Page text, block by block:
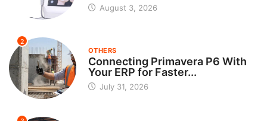
August 3, 2026
2
OTHERS
Connecting Primavera P6 With
Your ERP for Faster...
July 31, 2026